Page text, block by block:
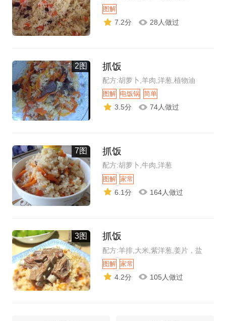
图解
7.2分 28人做过
2图 抓饭
配方:胡萝卜,羊肉,洋葱,植物油
图解 电饭锅 简单
3.5分 74人做过
7图 抓饭
配方:胡萝卜,牛肉,洋葱
图解 家常
6.1分 164人做过
3图 抓饭
配方:羊排,大米,紫洋葱,姜片，盐
图解 家常
4.2分 105人做过